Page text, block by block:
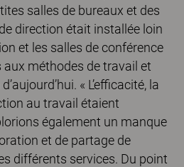
salles de bureaux et des
direction était installée loin
et les salles de conférence
aux méthodes de travail et
« L’efficacité, la
au travail étaient
également un manque
et de partage de
différents services. Du point